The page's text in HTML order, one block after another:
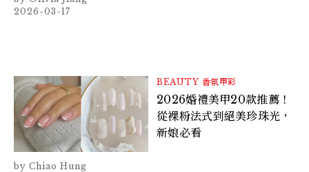
2026-03-17
BEAUTY 香氛甲彩
2026婚禮美甲20款推薦！
從裸粉法式到絕美珍珠光，
新娘必看
Chiao Hung